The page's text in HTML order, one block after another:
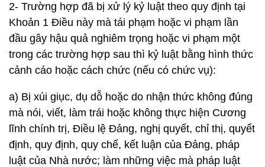
2- Trường hợp đã bị xử lý kỷ luật theo quy định tại
Khoản 1 Điều này mà tái phạm hoặc vi phạm lần
đầu gây hậu quả nghiêm trọng hoặc vi phạm một
trong các trường hợp sau thì kỷ luật bằng hình thức
cảnh cáo hoặc cách chức (nếu có chức vụ):
a) Bị xúi giục, dụ dỗ hoặc do nhận thức không đúng
mà nói, viết, làm trái hoặc không thực hiện Cương
lĩnh chính trị, Điều lệ Đảng, nghị quyết, chỉ thị, quyết
định, quy định, quy chế, kết luận của Đảng, pháp
luật của Nhà nước; làm những việc mà pháp luật